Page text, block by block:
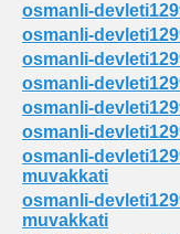
osmanli-
osmanli-
osmanli-
osmanli-
osmanli-
osmanli-
osmanli-
muvakkati
osmanli-
muvakkati